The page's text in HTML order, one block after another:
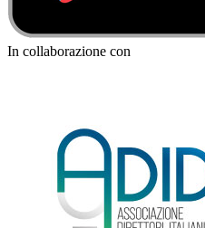
In collaborazione con